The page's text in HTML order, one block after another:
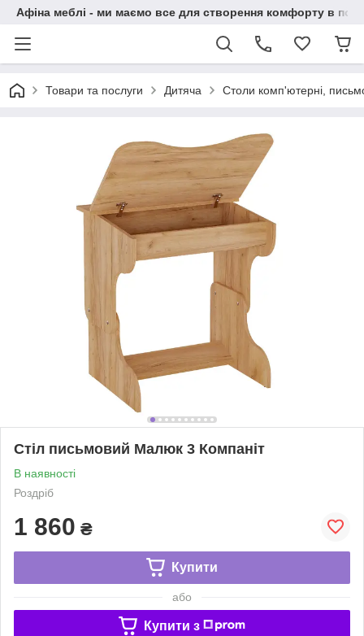
Афіна меблі - ми маємо все для створення комфорту в
Товари та послуги Дитяча Столи комп'ютерні,
Стіл письмовий Малюк 3 Компаніт
В наявності
Роздріб
1 860 ₴
Купити
або
Купити з